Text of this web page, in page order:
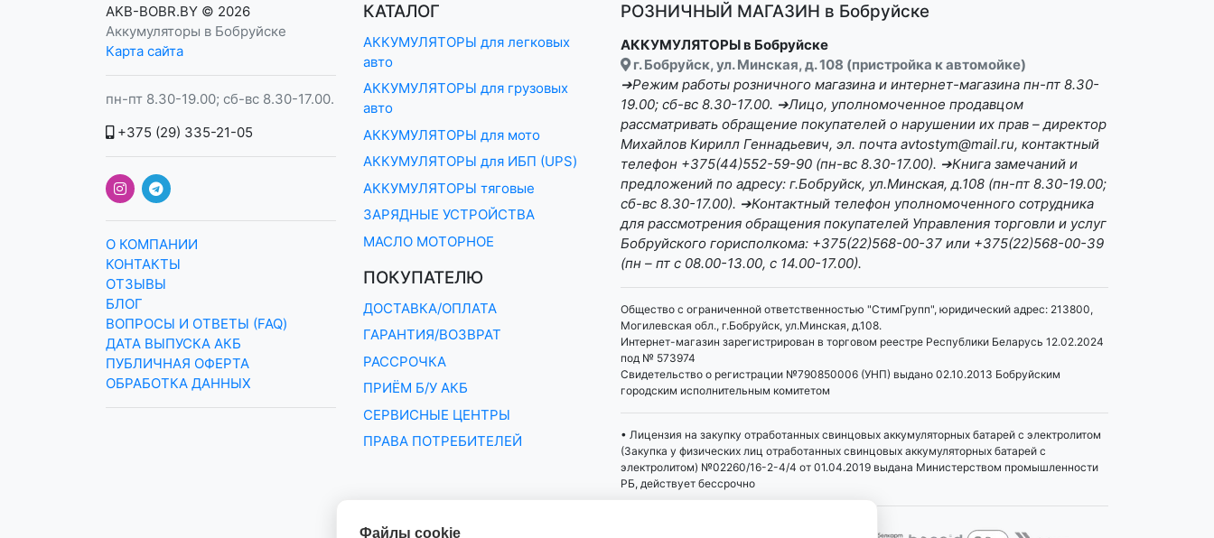
AKB-BOBR.BY © 2026
Аккумуляторы в Бобруйске
Карта сайта
пн-пт 8.30-19.00; сб-вс 8.30-17.00.
+375 (29) 335-21-05
О КОМПАНИИ
КОНТАКТЫ
ОТЗЫВЫ
БЛОГ
ВОПРОСЫ И ОТВЕТЫ (FAQ)
ДАТА ВЫПУСКА АКБ
ПУБЛИЧНАЯ ОФЕРТА
ОБРАБОТКА ДАННЫХ
КАТАЛОГ
АККУМУЛЯТОРЫ для легковых
авто
АККУМУЛЯТОРЫ для грузовых
авто
АККУМУЛЯТОРЫ для мото
АККУМУЛЯТОРЫ для ИБП (UPS)
АККУМУЛЯТОРЫ тяговые
ЗАРЯДНЫЕ УСТРОЙСТВА
МАСЛО МОТОРНОЕ
ПОКУПАТЕЛЮ
ДОСТАВКА/ОПЛАТА
ГАРАНТИЯ/ВОЗВРАТ
РАССРОЧКА
ПРИЁМ Б/У АКБ
СЕРВИСНЫЕ ЦЕНТРЫ
ПРАВА ПОТРЕБИТЕЛЕЙ
РОЗНИЧНЫЙ МАГАЗИН в Бобруйске
АККУМУЛЯТОРЫ в Бобруйске
г. Бобруйск, ул. Минская, д. 108 (пристройка к автомойке)
➔Режим работы розничного магазина и интернет-магазина пн-пт 8.30-
19.00; сб-вс 8.30-17.00. ➔Лицо, уполномоченное продавцом
рассматривать обращение покупателей о нарушении их прав – директор
Михайлов Кирилл Геннадьевич, эл. почта avtostym@mail.ru, контактный
телефон +375(44)552-59-90 (пн-вс 8.30-17.00). ➔Книга замечаний и
предложений по адресу: г.Бобруйск, ул.Минская, д.108 (пн-пт 8.30-19.00;
сб-вс 8.30-17.00). ➔Контактный телефон уполномоченного сотрудника
для рассмотрения обращения покупателей Управления торговли и услуг
Бобруйского горисполкома: +375(22)568-00-37 или +375(22)568-00-39
(пн – пт с 08.00-13.00, с 14.00-17.00).
Общество с ограниченной ответственностью "СтимГрупп", юридический адрес: 213800,
Могилевская обл., г.Бобруйск, ул.Минская, д.108.
Интернет-магазин зарегистрирован в торговом реестре Республики Беларусь 12.02.2024
под № 573974
Свидетельство о регистрации №790850006 (УНП) выдано 02.10.2013 Бобруйским
городским исполнительным комитетом
• Лицензия на закупку отработанных свинцовых аккумуляторных батарей с электролитом
(Закупка у физических лиц отработанных свинцовых аккумуляторных батарей с
электролитом) №02260/16-2-4/4 от 01.04.2019 выдана Министерством промышленности
РБ, действует бессрочно
Файлы cookie